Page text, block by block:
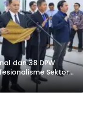
dan 38 DPW
Sektor